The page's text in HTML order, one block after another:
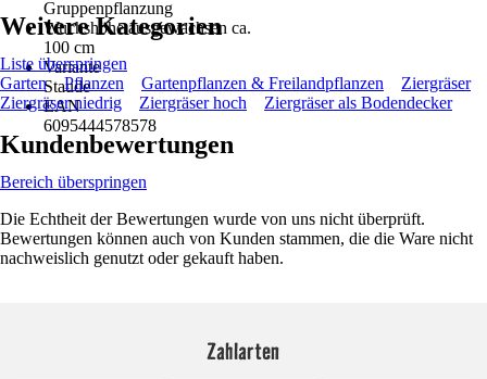
Gruppenpflanzung
Wuchshöhe ausgewachsen ca.
100 cm
Variante
Staude
EAN
6095444578578
Weitere Kategorien
Liste überspringen
Garten
Pflanzen Gartenpflanzen & Freilandpflanzen
Ziergräser
Ziergräser niedrig
Ziergräser hoch Ziergräser als Bodendecker
Kundenbewertungen
Bereich überspringen
Die Echtheit der Bewertungen wurde von uns nicht überprüft.
Bewertungen können auch von Kunden stammen, die die Ware nicht
nachweislich genutzt oder gekauft haben.
Zahlarten